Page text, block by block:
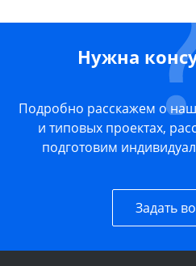
Нужна
Подробно расскажем о
и типовых проектах,
подготовим
Задать